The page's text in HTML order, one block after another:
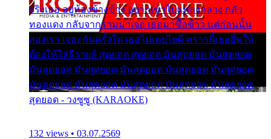
จริงเธอ อยู่ห้องข้างข้าง อยากเข้าไปแหลงกลาง กลัว
ทองแดง กลับจากรามมาเจอ เธอมาซื้อข้าว แต่ก่อนนั้น
สองเรา เจอะกันครั้งใด เธอไม่เคยไยดี คราวนี้เธอยิ้มให้
ต้องให้ใส่ลีวายส์ สุดยอด สุดยอด มันสุดยอด มันสุดยอด
มันสุดยอด มันสุดยอด มันสุดยอด มันสุดยอด มันสุดยอด
มันสุดยอด มันสุดยอด มันสุดยอด มันสุดยอด มันสุดยอด
สุดยอด - วงซูซู (KARAOKE)
132 views • 03.07.2569